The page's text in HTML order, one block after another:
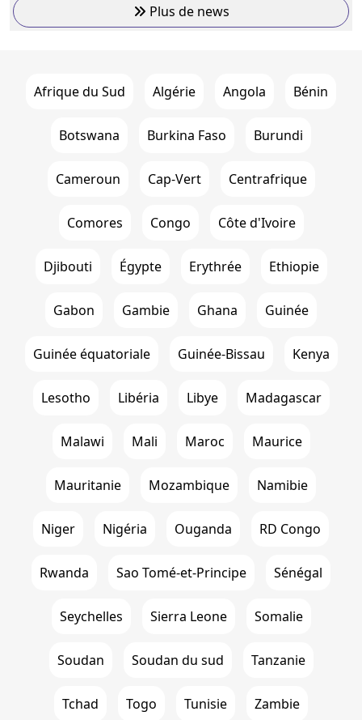
Plus de news
Afrique du Sud Algérie Angola Bénin
Botswana Burkina Faso Burundi
Cameroun Cap-Vert Centrafrique
Comores Congo Côte d'Ivoire
Djibouti Égypte Erythrée Ethiopie
Gabon Gambie Ghana Guinée
Guinée équatoriale Guinée-Bissau Kenya
Lesotho Libéria Libye Madagascar
Malawi Mali Maroc Maurice
Mauritanie Mozambique Namibie
Niger Nigéria Ouganda RD Congo
Rwanda Sao Tomé-et-Principe Sénégal
Seychelles Sierra Leone Somalie
Soudan Soudan du sud Tanzanie
Tchad Togo Tunisie Zambie